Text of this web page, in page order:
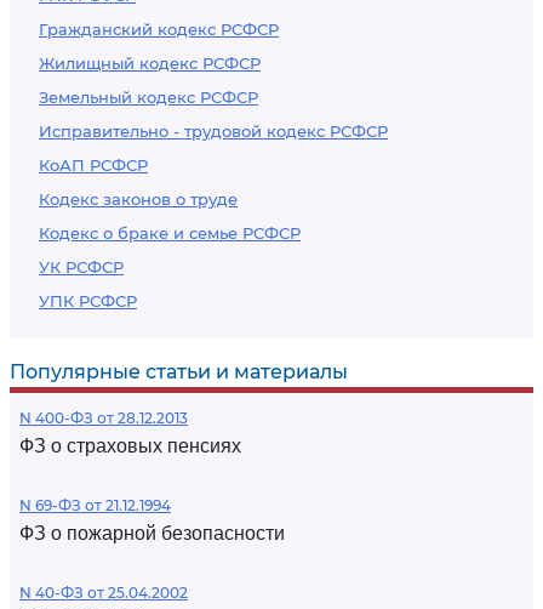
Гражданский кодекс РСФСР
Жилищный кодекс РСФСР
Земельный кодекс РСФСР
Исправительно - трудовой кодекс РСФСР
КоАП РСФСР
Кодекс законов о труде
Кодекс о браке и семье РСФСР
УК РСФСР
УПК РСФСР
Популярные статьи и материалы
N 400-ФЗ от 28.12.2013
ФЗ о страховых пенсиях
N 69-ФЗ от 21.12.1994
ФЗ о пожарной безопасности
N 40-ФЗ от 25.04.2002